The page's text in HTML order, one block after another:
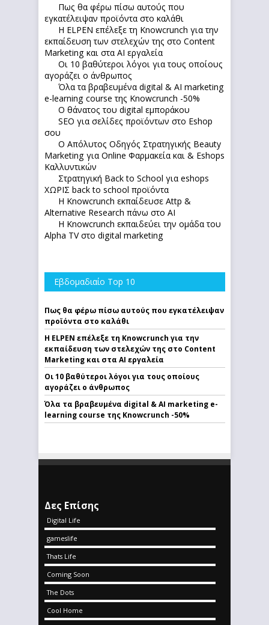
Πως θα φέρω πίσω αυτούς που
εγκατέλειψαν προϊόντα στο καλάθι
Η ELPEN επέλεξε τη Knowcrunch για την
εκπαίδευση των στελεχών της στο Content
Marketing και στα AI εργαλεία
Οι 10 βαθύτεροι λόγοι για τους οποίους
αγοράζει ο άνθρωπος
Όλα τα βραβευμένα digital & AI marketing
e-learning course της Knowcrunch -50%
Ο θάνατος του digital εμποράκου
SEO για σελίδες προϊόντων στο Eshop
σου
Ο Απόλυτoς Οδηγός Στρατηγικής Beauty
Marketing για Online Φαρμακεία και & Eshops
Καλλυντικών
Στρατηγική Back to School για eshops
ΧΩΡΙΣ back to school προϊόντα
Η Knowcrunch εκπαίδευσε Attp &
Alternative Research πάνω στο ΑΙ
Η Knowcrunch εκπαιδεύει την ομάδα του
Alpha TV στο digital marketing
Εβδομαδιαίο Top 10
Πως θα φέρω πίσω αυτούς που εγκατέλειψαν
προϊόντα στο καλάθι
Η ELPEN επέλεξε τη Knowcrunch για την
εκπαίδευση των στελεχών της στο Content
Marketing και στα AI εργαλεία
Οι 10 βαθύτεροι λόγοι για τους οποίους
αγοράζει ο άνθρωπος
Όλα τα βραβευμένα digital & AI marketing e-
learning course της Knowcrunch -50%
Δες Επίσης
Digital Life
gameslife
Thats Life
Coming Soon
The Dots
Cool Home